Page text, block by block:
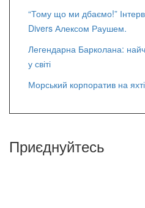
“Тому що ми дбаємо!”
Divers Алексом Раушем.
Легендарна Барколана:
у світі
Морський корпоратив на
Приєднуйтесь